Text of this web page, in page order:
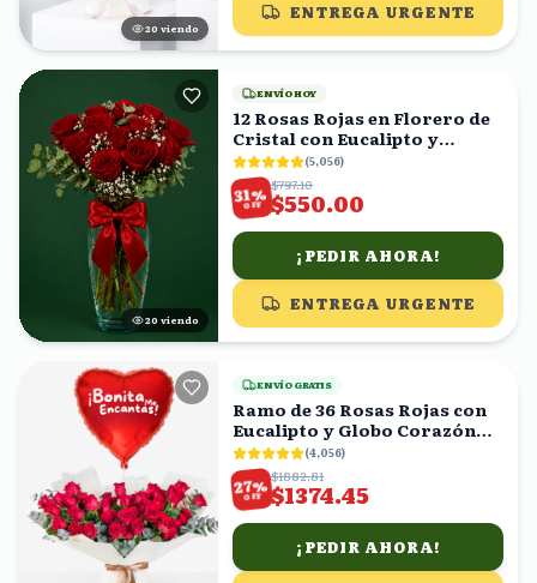
20 viendo
ENTREGA URGENTE
19 viendo
ENVÍO HOY
12 Rosas Rojas en Florero de
Cristal con Eucalipto y
Gypsophila
(5,056)
31%
OFF
$797.10
$550.00
¡PEDIR AHORA!
ENTREGA URGENTE
ENVÍO GRATIS
Ramo de 36 Rosas Rojas con
Eucalipto y Globo Corazón
'Bonita Me Encantas!'
(4,056)
27%
OFF
$1882.81
$1374.45
¡PEDIR AHORA!